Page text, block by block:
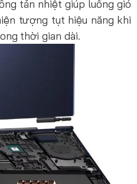
tản nhiệt giúp luồng gió
tượng tụt hiệu năng khi
thời gian dài.